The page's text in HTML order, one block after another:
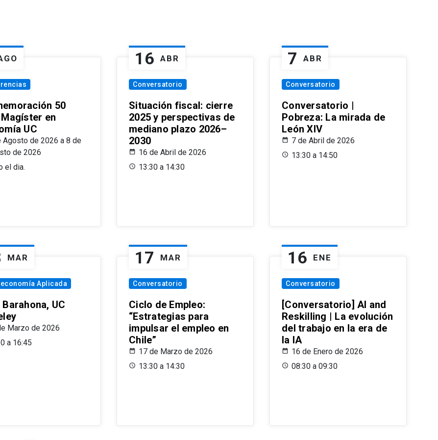
50
en
UC
Agosto de 2026 a 8 de
de 2026
el dia.
16 ABR
Conversatorio
Situación fiscal: cierre
2025 y perspectivas de
mediano plazo 2026–
2030
16 de Abril de 2026
13:30 a 14:30
7 ABR
Conversatorio
Conversatorio |
Pobreza: La mirada de
León XIV
7 de Abril de 2026
13:30 a 14:50
MAR
Aplicada
Barahona, UC
Marzo de 2026
a 16:45
17 MAR
Conversatorio
Ciclo de Empleo:
“Estrategias para
impulsar el empleo en
Chile”
17 de Marzo de 2026
13:30 a 14:30
16 ENE
Conversatorio
[Conversatorio] AI and
Reskilling | La evolución
del trabajo en la era de
la IA
16 de Enero de 2026
08:30 a 09:30